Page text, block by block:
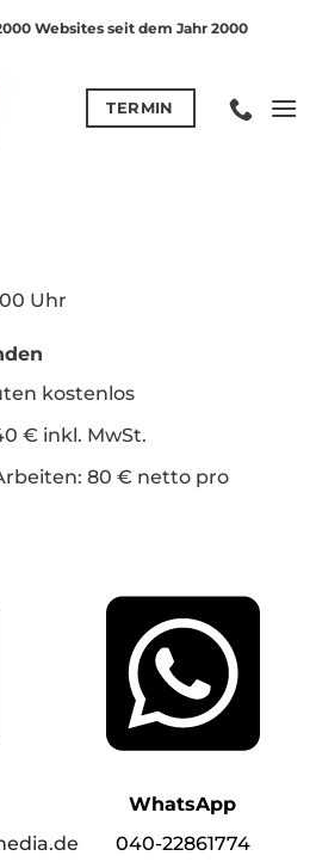
Websites seit dem Jahr 2000
TERMIN
Uhr
kostenlos
€ inkl. MwSt.
80 € netto pro
WhatsApp
040-22861774